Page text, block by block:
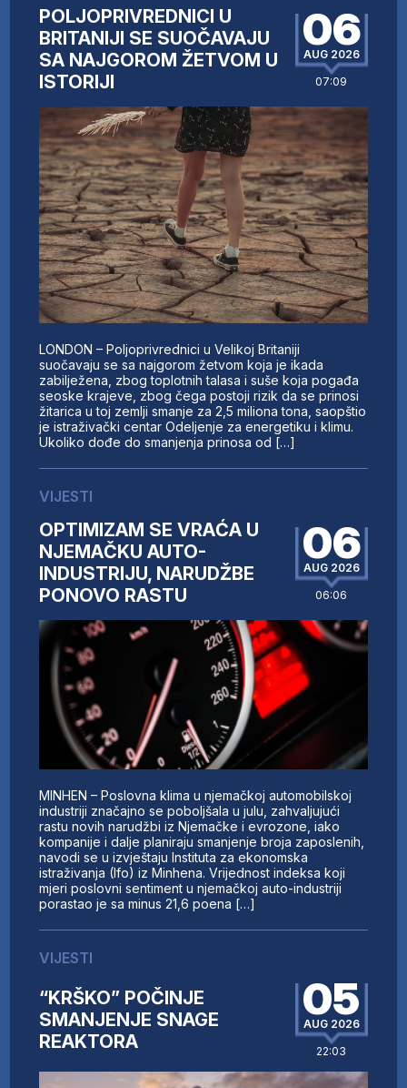
POLJOPRIVREDNICI U
BRITANIJI SE SUOČAVAJU
SA NAJGOROM ŽETVOM U
ISTORIJI
06
AUG 2026
07:09
LONDON – Poljoprivrednici u Velikoj Britaniji
suočavaju se sa najgorom žetvom koja je ikada
zabilježena, zbog toplotnih talasa i suše koja pogađa
seoske krajeve, zbog čega postoji rizik da se prinosi
žitarica u toj zemlji smanje za 2,5 miliona tona, saopštio
je istraživački centar Odeljenje za energetiku i klimu.
Ukoliko dođe do smanjenja prinosa od […]
VIJESTI
OPTIMIZAM SE VRAĆA U
NJEMAČKU AUTO-
INDUSTRIJU, NARUDŽBE
PONOVO RASTU
06
AUG 2026
06:06
MINHEN – Poslovna klima u njemačkoj automobilskoj
industriji značajno se poboljšala u julu, zahvaljujući
rastu novih narudžbi iz Njemačke i evrozone, iako
kompanije i dalje planiraju smanjenje broja zaposlenih,
navodi se u izvještaju Instituta za ekonomska
istraživanja (Ifo) iz Minhena. Vrijednost indeksa koji
mjeri poslovni sentiment u njemačkoj auto-industriji
porastao je sa minus 21,6 poena […]
VIJESTI
“KRŠKO” POČINJE
SMANJENJE SNAGE
REAKTORA
05
AUG 2026
22:03